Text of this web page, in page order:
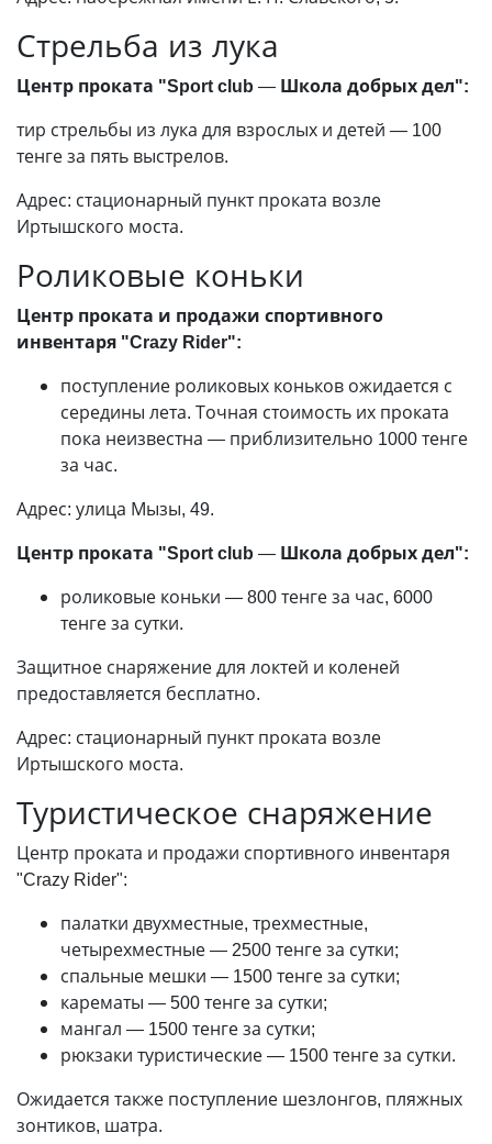
Стрельба из лука
Центр проката "Sport club — Школа добрых дел":
тир стрельбы из лука для взрослых и детей — 100
тенге за пять выстрелов.
Адрес: стационарный пункт проката возле
Иртышского моста.
Роликовые коньки
Центр проката и продажи спортивного
инвентаря "Crazy Rider":
поступление роликовых коньков ожидается с
середины лета. Точная стоимость их проката
пока неизвестна — приблизительно 1000 тенге
за час.
Адрес: улица Мызы, 49.
Центр проката "Sport club — Школа добрых дел":
роликовые коньки —800 тенге за час, 6000
тенге за сутки.
Защитное снаряжение для локтей и коленей
предоставляется бесплатно.
Адрес: стационарный пункт проката возле
Иртышского моста.
Туристическое снаряжение
Центр проката и продажи спортивного инвентаря
"Crazy Rider":
палатки двухместные, трехместные,
четырехместные—2500 тенге за сутки;
спальные мешки — 1500 тенге за сутки;
карематы —500 тенге за сутки;
мангал — 1500 тенге за сутки;
рюкзаки туристические— 1500 тенге за сутки.
Ожидается также поступление шезлонгов, пляжных
зонтиков, шатра.